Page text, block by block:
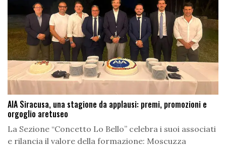
AIA Siracusa, una stagione da applausi: premi, promozioni e
orgoglio aretuseo
La Sezione “Concetto Lo Bello” celebra i suoi associati
e rilancia il valore della formazione: Moscuzza